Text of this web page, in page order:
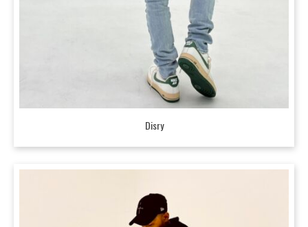
Disry